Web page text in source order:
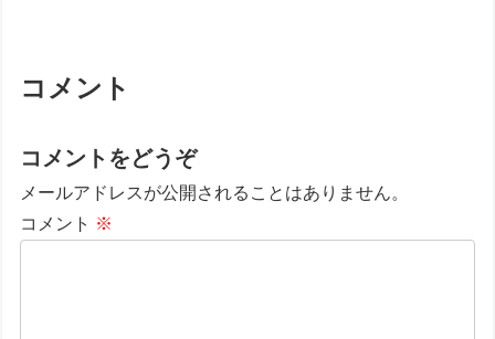
コメント
コメントをどうぞ
メールアドレスが公開されることはありません。
コメント ※